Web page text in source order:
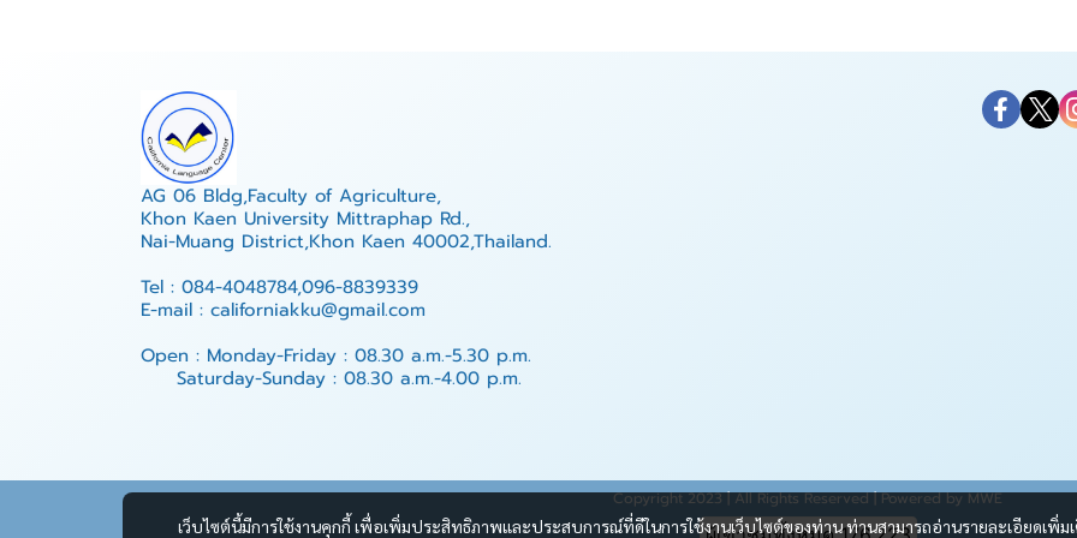
เว็บไซต์นี้มีการใช้งานคุกกี้ เพื่อเพิ่มประสิทธิภาพและประสบการณ์ที่ดีในการใช้งานเว็บไซต์ของท่าน ท่านสามารถอ่านรายละเอียดเพิ่ม
AG 06 Bldg,Faculty of Agriculture,
Khon Kaen University Mittraphap Rd.,
Nai-Muang District,Khon Kaen 40002,Thailand.
Tel : 084-4048784,096-8839339
E-mail : californiakku@gmail.com
Open : Monday-Friday : 08.30 a.m.-5.30 p.m.
Saturday-Sunday : 08.30 a.m.-4.00 p.m.
Copyright 2023 | All Rights Reserved | Powered by MWE